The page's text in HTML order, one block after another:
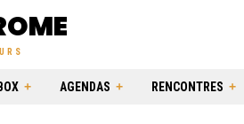
AGENDAS RENCONTRES